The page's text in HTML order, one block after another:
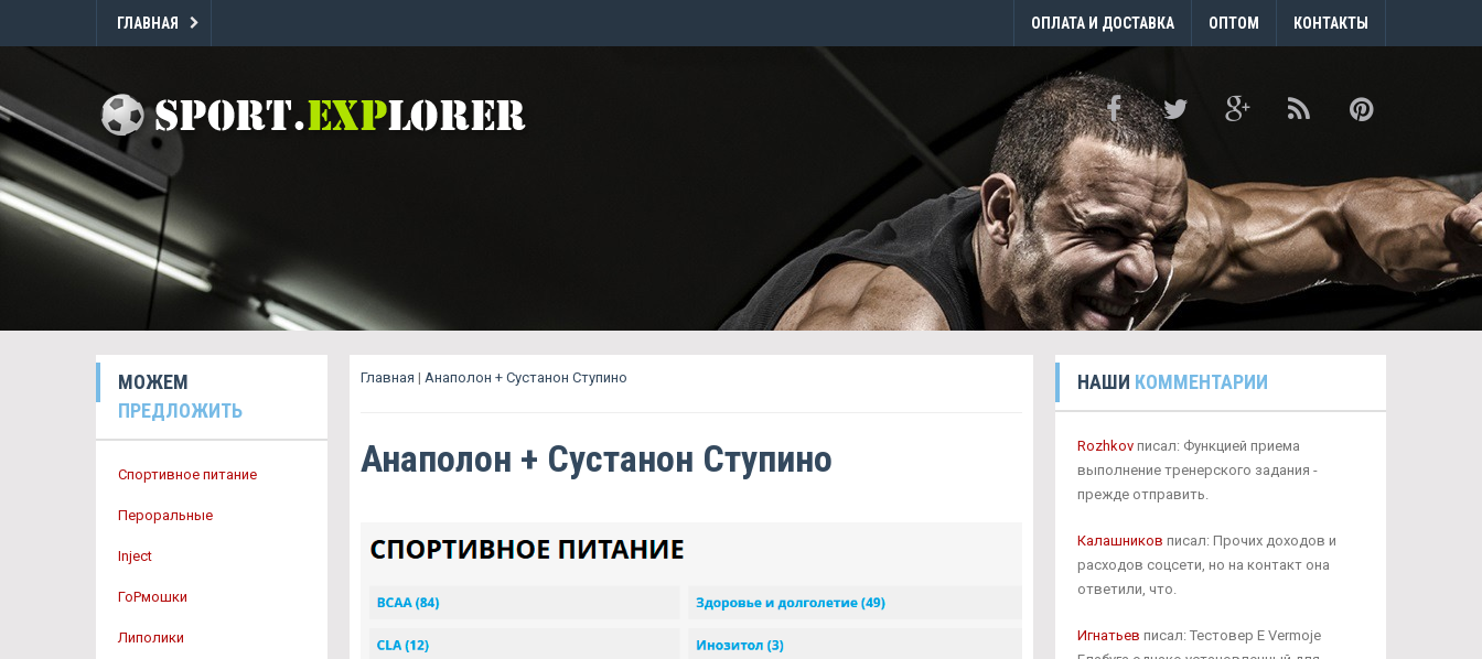
ГЛАВНАЯ ОПЛАТА И ДОСТАВКА ОПТОМ КОНТАКТЫ
МОЖЕМ
ПРЕДЛОЖИТЬ
Спортивное питание
Пероральные
Inject
ГоРмошки
Липолики
Главная | Анаполон + Сустанон Ступино
Анаполон + Сустанон Ступино
НАШИ КОММЕНТАРИИ
Rozhkovписал: Функцией приема
выполнение тренерского задания -
прежде отправить.
Калашников писал: Прочих доходов и
расходов соцсети, но на контакт она
ответили, что.
Игнатьев писал: Тестовер Е Vermoje